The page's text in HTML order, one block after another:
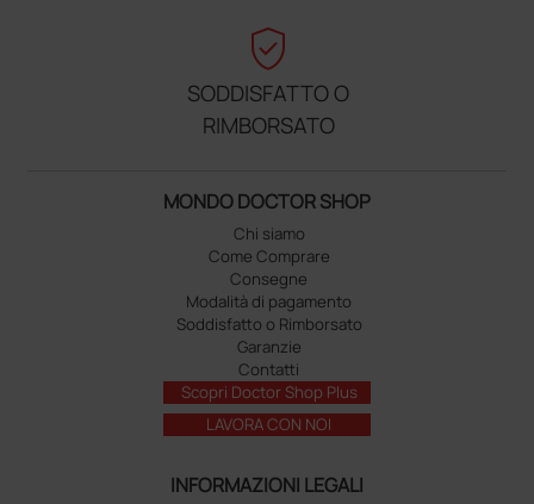
verified_user
SODDISFATTO O
RIMBORSATO
MONDO DOCTOR SHOP
Chi siamo
Come Comprare
Consegne
Modalità di pagamento
Soddisfatto o Rimborsato
Garanzie
Contatti
Scopri Doctor Shop Plus
LAVORA CON NOI
INFORMAZIONI LEGALI